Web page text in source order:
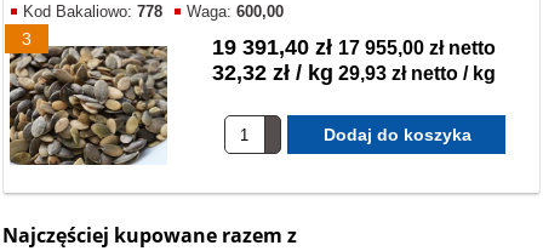
3
Kod Bakaliowo:778 Waga:600,00
19 391,40 zł 17 955,00 zł netto
32,32 zł / kg 29,93 zł netto / kg
Najczęściej kupowane razem z